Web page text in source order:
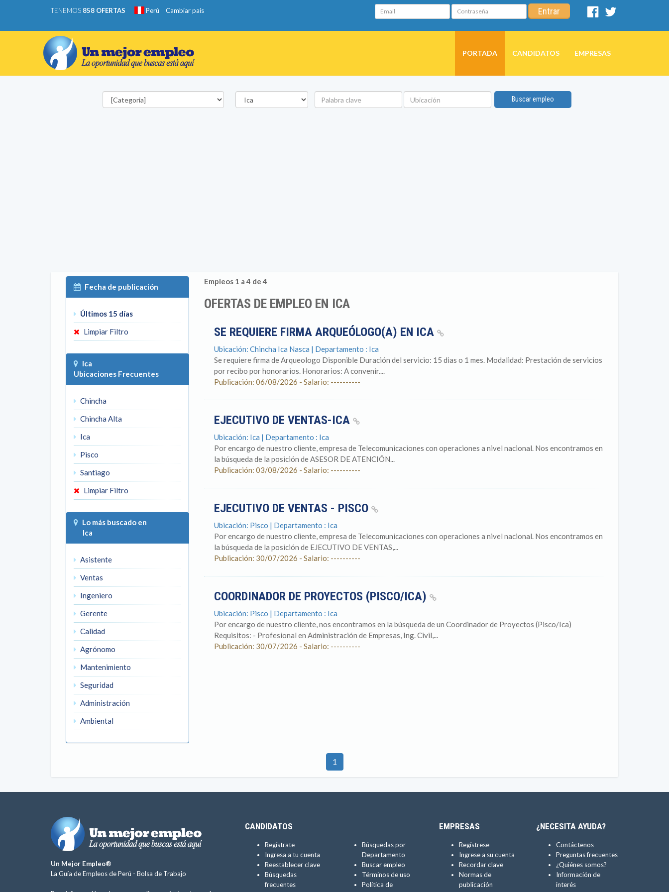
TENEMOS 858 OFERTAS Perú Cambiar país Email Contraseña Entrar
Facebook
PORTADA CANDIDATOS EMPRESAS
Categorías Departamento
Palabra
clave
Ubicación
Buscar empleo
Fecha de publicación
Últimos 15 días
Limpiar Filtro
Ica
Ubicaciones Frecuentes
Chincha
Chincha Alta
Ica
Pisco
Santiago
Limpiar Filtro
Lo más buscado en
Ica
Asistente
Ventas
Ingeniero
Gerente
Calidad
Agrónomo
Mantenimiento
Seguridad
Administración
Ambiental
Empleos 1 a 4 de 4
OFERTAS DE EMPLEO EN ICA
SE REQUIERE FIRMA ARQUEÓLOGO(A) EN ICA
Ubicación: Chincha Ica Nasca | Departamento : Ica
Se requiere firma de Arqueologo Disponible Duración del servicio: 15 dias o 1 mes. Modalidad: Prestación de servicios
por recibo por honorarios. Honorarios: A convenir....
Publicación: 06/08/2026 - Salario: ----------
EJECUTIVO DE VENTAS-ICA
Ubicación: Ica | Departamento : Ica
Por encargo de nuestro cliente, empresa de Telecomunicaciones con operaciones a nivel nacional. Nos encontramos en
la búsqueda de la posición de ASESOR DE ATENCIÓN...
Publicación: 03/08/2026 - Salario: ----------
EJECUTIVO DE VENTAS - PISCO
Ubicación: Pisco | Departamento : Ica
Por encargo de nuestro cliente, empresa de Telecomunicaciones con operaciones a nivel nacional. Nos encontramos en
la búsqueda de la posición de EJECUTIVO DE VENTAS,...
Publicación: 30/07/2026 - Salario: ----------
COORDINADOR DE PROYECTOS (PISCO/ICA)
Ubicación: Pisco | Departamento : Ica
Por encargo de nuestro cliente, nos encontramos en la búsqueda de un Coordinador de Proyectos (Pisco/Ica)
Requisitos: - Profesional en Administración de Empresas, Ing. Civil,...
Publicación: 30/07/2026 - Salario: ----------
1
Un Mejor Empleo®
La Guía de Empleos de Perú - Bolsa de Trabajo
CANDIDATOS
Regístrate
Ingresa a tu cuenta
Reestablecer clave
Búsquedas
frecuentes
Búsquedas por
Departamento
Buscar empleo
Términos de uso
Política de
EMPRESAS
Regístrese
Ingrese a su cuenta
Recordar clave
Normas de
publicación
¿NECESITA AYUDA?
Contáctenos
Preguntas frecuentes
¿Quiénes somos?
Información de
interés